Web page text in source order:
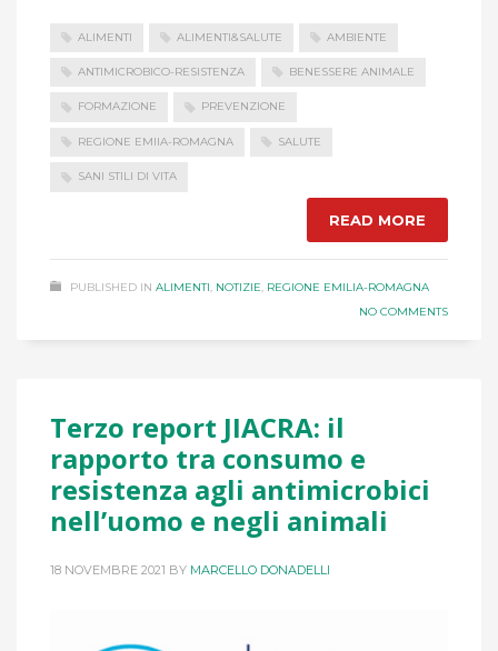
ALIMENTI ALIMENTI&SALUTE AMBIENTE
ANTIMICROBICO-RESISTENZA BENESSERE ANIMALE
FORMAZIONE PREVENZIONE
REGIONE EMIIA-ROMAGNA SALUTE
SANI STILI DI VITA
READ MORE
PUBLISHED IN ALIMENTI NOTIZIE REGIONE EMILIA-ROMAGNA
NO COMMENTS
Terzo report JIACRA: il
rapporto tra consumo e
resistenza agli antimicrobici
nell’uomo e negli animali
18 NOVEMBRE 2021 BY MARCELLO DONADELLI